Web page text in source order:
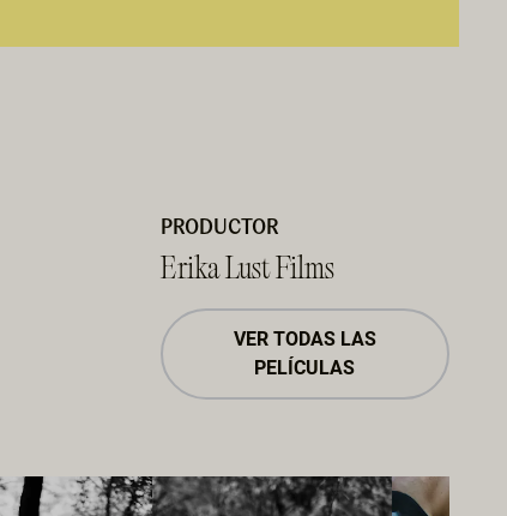
PRODUCTOR
Erika Lust Films
VER TODAS LAS
PELÍCULAS